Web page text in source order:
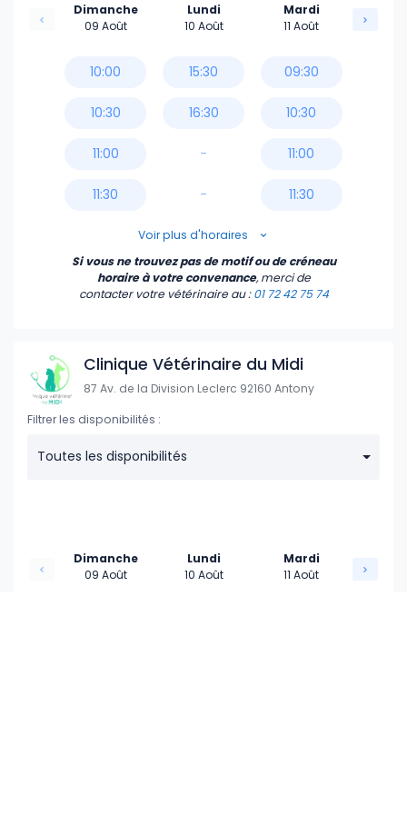
Dimanche
09 Août
10:00
10:30
11:00
11:30
Lundi
10 Août
15:30
16:30
-
-
Mardi
11 Août
09:30
10:30
11:00
11:30
15:30
16:30
17:00
Voir plus d'horaires
Si vous ne trouvez pas de motif ou de créneau
horaire à votre convenance, merci de
contacter votre vétérinaire au :01 72 42 75 74
Clinique Vétérinaire du Midi
87 Av. de la Division Leclerc 92160 Antony
Filtrer les disponibilités :
Toutes les disponibilités
Dimanche
09 Août
Lundi
10 Août
Mardi
11 Août